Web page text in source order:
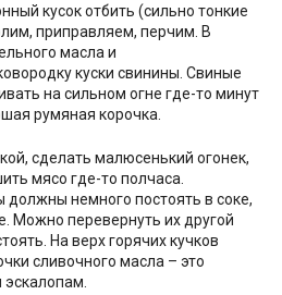
кусок отбить (сильно тонкие
приправляем, перчим. В
масла и
куски свинины. Свиные
на сильном огне где-то минут
румяная корочка.
сделать малюсенький огонек,
мясо где-то полчаса.
должны немного постоять в соке,
Можно перевернуть их другой
На верх горячих кучков
сливочного масла – это